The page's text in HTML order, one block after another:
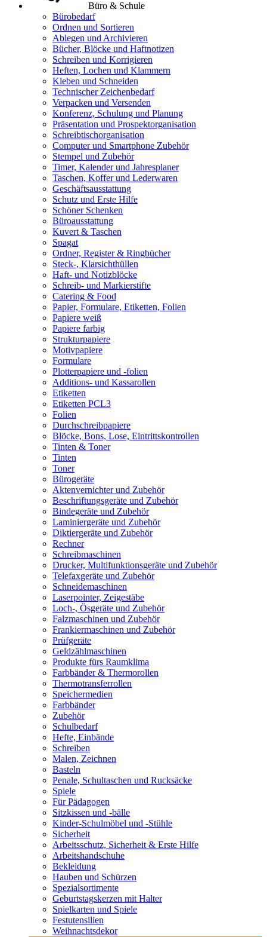
Büro & Schule
Bürobedarf
Ordnen und Sortieren
Ablegen und Archivieren
Bücher, Blöcke und Haftnotizen
Schreiben und Korrigieren
Heften, Lochen und Klammern
Kleben und Schneiden
Technischer Zeichenbedarf
Verpacken und Versenden
Konferenz, Schulung und Planung
Präsentation und Prospektorganisation
Schreibtischorganisation
Computer und Smartphone Zubehör
Stempel und Zubehör
Timer, Kalender und Jahresplaner
Taschen, Koffer und Lederwaren
Geschäftsausstattung
Schutz und Erste Hilfe
Schöner Schenken
Büroausstattung
Kuvert & Taschen
Spagat
Ordner, Register & Ringbücher
Steck-, Klarsichthüllen
Haft- und Notizblöcke
Schreib- und Markierstifte
Catering & Food
Papier, Formulare, Etiketten, Folien
Papiere weiß
Papiere farbig
Strukturpapiere
Motivpapiere
Formulare
Plotterpapiere und -folien
Additions- und Kassarollen
Etiketten
Etiketten PCL3
Folien
Durchschreibpapiere
Blöcke, Bons, Lose, Eintrittskontrollen
Tinten & Toner
Tinten
Toner
Bürogeräte
Aktenvernichter und Zubehör
Beschriftungsgeräte und Zubehör
Bindegeräte und Zubehör
Laminiergeräte und Zubehör
Diktiergeräte und Zubehör
Rechner
Schreibmaschinen
Drucker, Multifunktionsgeräte und Zubehör
Telefaxgeräte und Zubehör
Schneidemaschinen
Laserpointer, Zeigestäbe
Loch-, Ösgeräte und Zubehör
Falzmaschinen und Zubehör
Frankiermaschinen und Zubehör
Prüfgeräte
Geldzählmaschinen
Produkte fürs Raumklima
Farbbänder & Thermorollen
Thermotransferrollen
Speichermedien
Farbbänder
Zubehör
Schulbedarf
Hefte, Einbände
Schreiben
Malen, Zeichnen
Basteln
Penale, Schultaschen und Rucksäcke
Spiele
Für Pädagogen
Sitzkissen und -bälle
Kinder-Schulmöbel und -Stühle
Sicherheit
Arbeitsschutz, Sicherheit & Erste Hilfe
Arbeitshandschuhe
Bekleidung
Hauben und Schürzen
Spezialsortimente
Geburtstagskerzen mit Halter
Spielkarten und Spiele
Festutensilien
Weihnachtsdekor